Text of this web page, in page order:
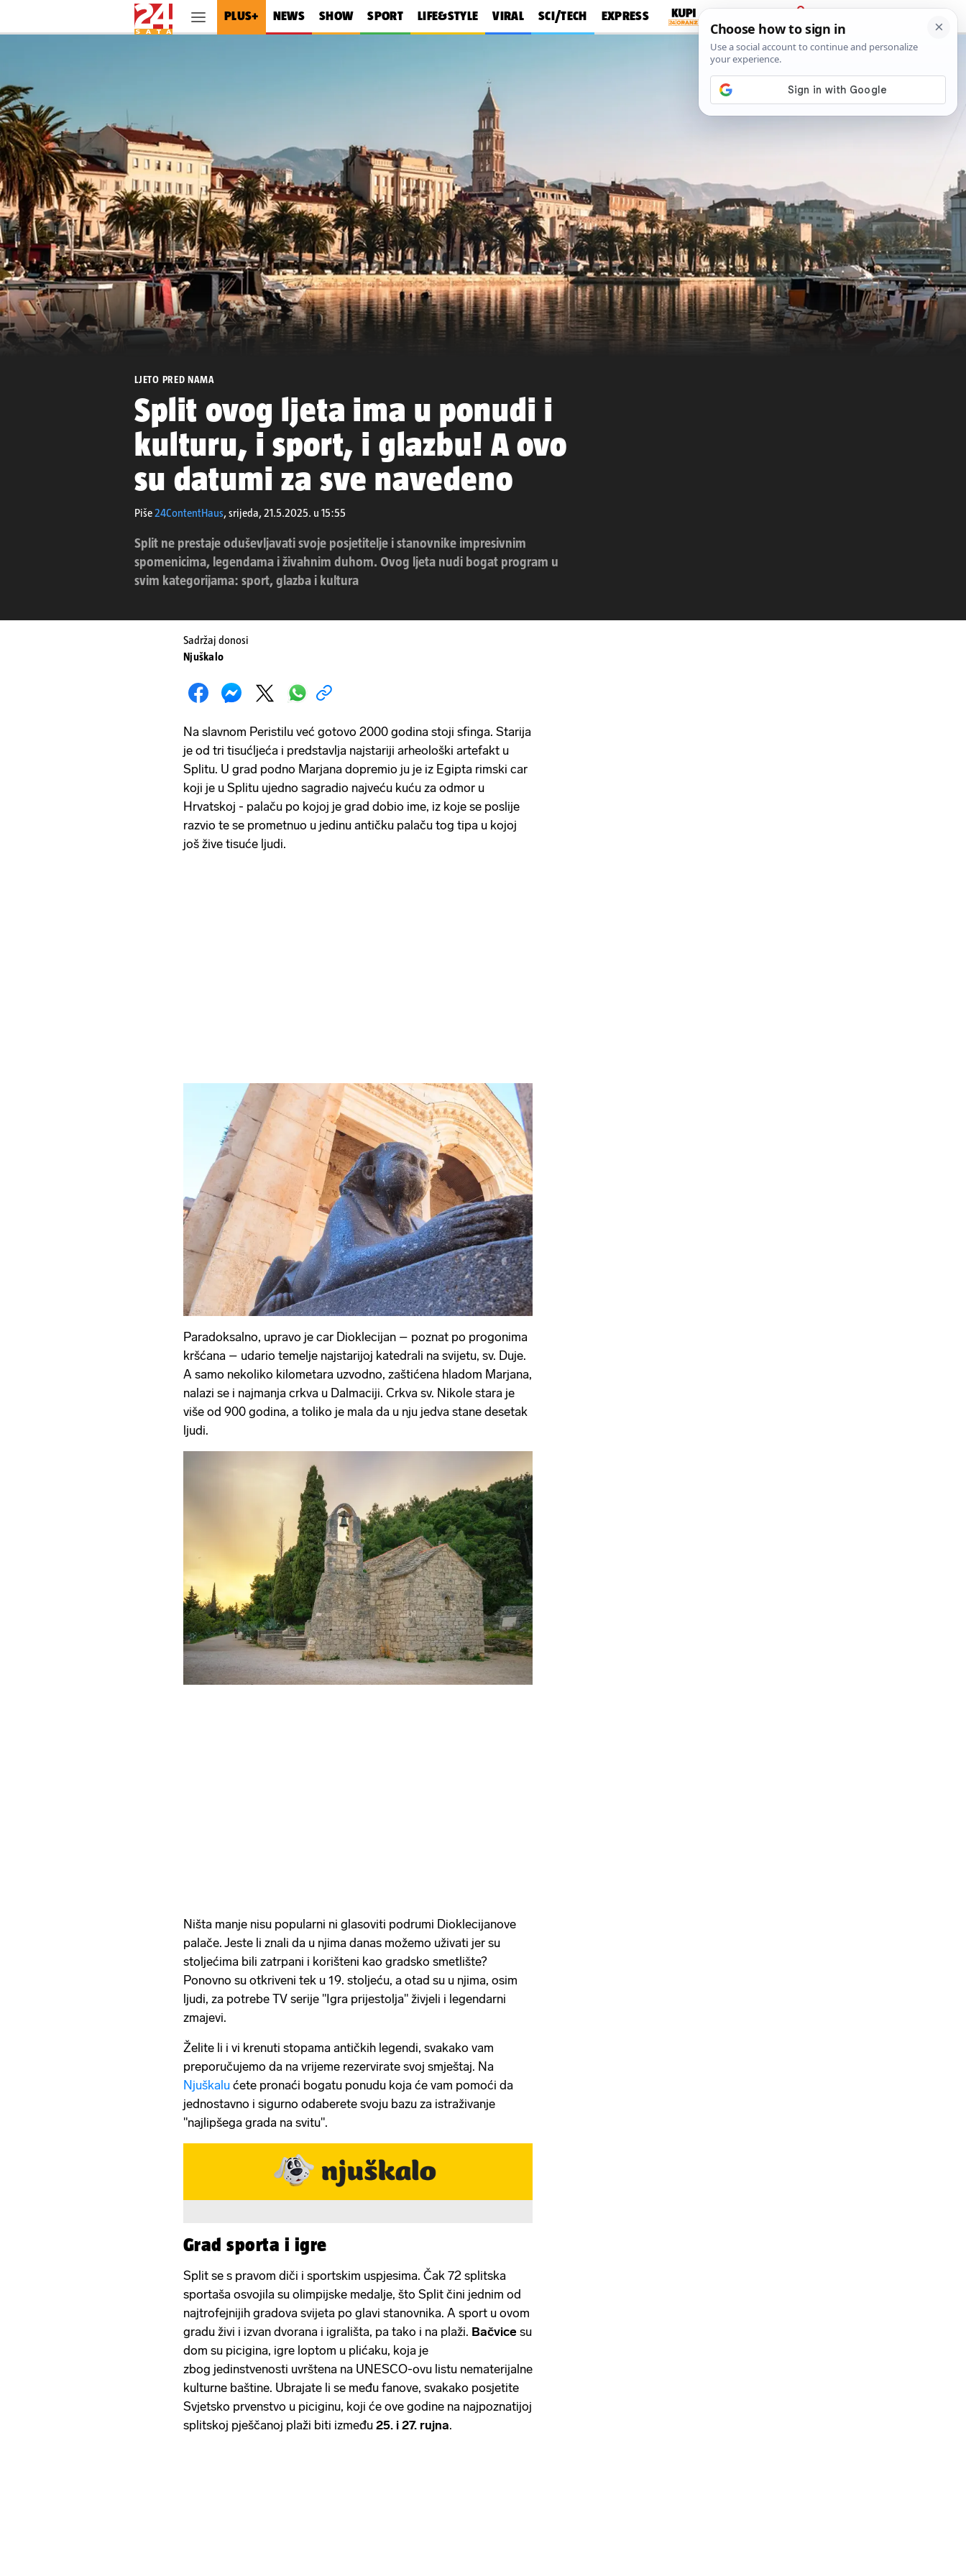
PLUS+ NEWS SHOW SPORT LIFE&STYLE VIRAL SCI/TECH EXPRESS
PRIJAVA
LJETO PRED NAMA
Split ovog ljeta ima u ponudi i
kulturu, i sport, i glazbu! A ovo
su datumi za sve navedeno
Piše24ContentHaus,srijeda, 21.5.2025. u 15:55
Split ne prestaje oduševljavati svoje posjetitelje i stanovnike impresivnim
spomenicima, legendama i živahnim duhom. Ovog ljeta nudi bogat program u
svim kategorijama: sport, glazba i kultura
Sadržaj donosi
Njuškalo
Na slavnom Peristilu već gotovo 2000 godina stoji sfinga. Starija
je od tri tisućljeća i predstavlja najstariji arheološki artefakt u
Splitu. U grad podno Marjana dopremio ju je iz Egipta rimski car
koji je u Splitu ujedno sagradio najveću kuću za odmor u
Hrvatskoj - palaču po kojoj je grad dobio ime, iz koje se poslije
razvio te se prometnuo u jedinu antičku palaču tog tipa u kojoj
još žive tisuće ljudi.
Paradoksalno, upravo je car Dioklecijan – poznat po progonima
kršćana – udario temelje najstarijoj katedrali na svijetu, sv. Duje.
A samo nekoliko kilometara uzvodno, zaštićena hladom Marjana,
nalazi se i najmanja crkva u Dalmaciji. Crkva sv. Nikole stara je
više od 900 godina, a toliko je mala da u nju jedva stane desetak
ljudi.
Ništa manje nisu popularni ni glasoviti podrumi Dioklecijanove
palače. Jeste li znali da u njima danas možemo uživati jer su
stoljećima bili zatrpani i korišteni kao gradsko smetlište?
Ponovno su otkriveni tek u 19. stoljeću, a otad su u njima, osim
ljudi, za potrebe TV serije "Igra prijestolja" živjeli i legendarni
zmajevi.
Želite li i vi krenuti stopama antičkih legendi, svakako vam
preporučujemo da na vrijeme rezervirate svoj smještaj. Na
Njuškalu ćete pronaći bogatu ponudu koja će vam pomoći da
jednostavno i sigurno odaberete svoju bazu za istraživanje
"najlipšega grada na svitu".
Grad sporta i igre
Split se s pravom diči i sportskim uspjesima. Čak 72 splitska
sportaša osvojila su olimpijske medalje, što Split čini jednim od
najtrofejnijih gradova svijeta po glavi stanovnika. A sport u ovom
gradu živi i izvan dvorana i igrališta, pa tako i na plaži. Bačvice su
dom su picigina, igre loptom u plićaku, koja je
zbog jedinstvenosti uvrštena na UNESCO-ovu listu nematerijalne
kulturne baštine. Ubrajate li se među fanove, svakako posjetite
Svjetsko prvenstvo u piciginu, koji će ove godine na najpoznatijoj
splitskoj pješčanoj plaži biti između 25. i 27. rujna.